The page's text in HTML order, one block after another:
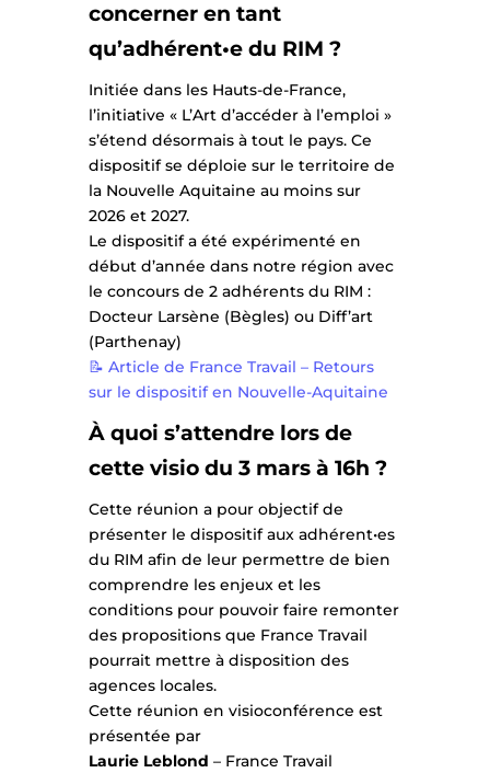
concerner en tant
qu’adhérent•e du RIM ?
Initiée dans les Hauts-de-France,
l’initiative « L’Art d’accéder à l’emploi »
s’étend désormais à tout le pays. Ce
dispositif se déploie sur le territoire de
la Nouvelle Aquitaine au moins sur
2026 et 2027.
Le dispositif a été expérimenté en
début d’année dans notre région avec
le concours de 2 adhérents du RIM :
Docteur Larsène (Bègles) ou Diff’art
(Parthenay)
📝 Article de France Travail – Retours
sur le dispositif en Nouvelle-Aquitaine
À quoi s’attendre lors de
cette visio du 3 mars à 16h ?
Cette réunion a pour objectif de
présenter le dispositif aux adhérent•es
du RIM afin de leur permettre de bien
comprendre les enjeux et les
conditions pour pouvoir faire remonter
des propositions que France Travail
pourrait mettre à disposition des
agences locales.
Cette réunion en visioconférence est
présentée par
Laurie Leblond – France Travail